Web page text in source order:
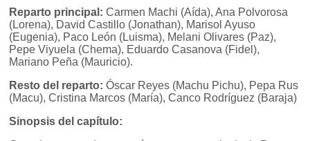
Reparto principal: Carmen Machi (Aída), Ana Polvorosa
(Lorena), David Castillo (Jonathan), Marisol Ayuso
(Eugenia), Paco León (Luisma), Melani Olivares (Paz),
Pepe Viyuela (Chema), Eduardo Casanova (Fidel),
Mariano Peña (Mauricio).
Resto del reparto: Óscar Reyes (Machu Pichu), Pepa Rus
(Macu), Cristina Marcos (María), Canco Rodríguez (Baraja)
Sinopsis del capítulo: